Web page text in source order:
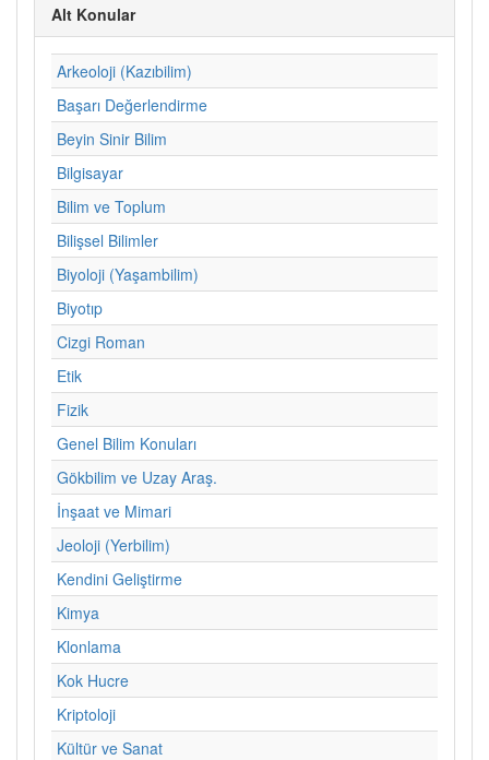
Alt Konular
Arkeoloji (Kazıbilim)
Başarı Değerlendirme
Beyin Sinir Bilim
Bilgisayar
Bilim ve Toplum
Bilişsel Bilimler
Biyoloji (Yaşambilim)
Biyotıp
Cizgi Roman
Etik
Fizik
Genel Bilim Konuları
Gökbilim ve Uzay Araş.
İnşaat ve Mimari
Jeoloji (Yerbilim)
Kendini Geliştirme
Kimya
Klonlama
Kok Hucre
Kriptoloji
Kültür ve Sanat